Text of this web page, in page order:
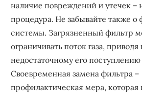
наличие повреждений и утечек –
процедура. Не забывайте также о
системы. Загрязненный фильтр
ограничивать поток газа, приводя
недостаточному его поступлению
Своевременная замена фильтра –
профилактическая мера, которая